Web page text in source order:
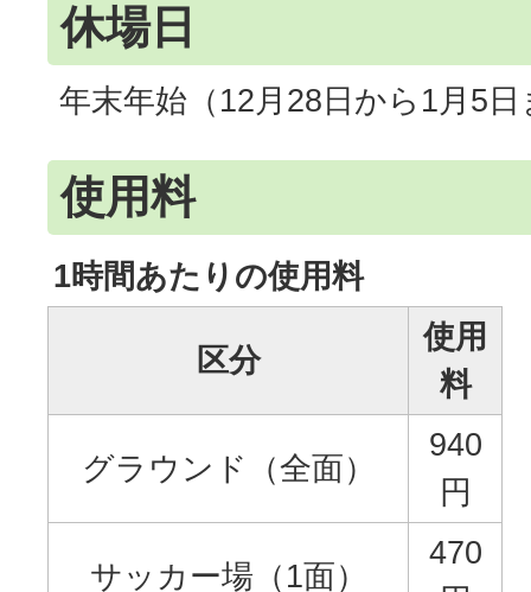
休場日
年末年始（12月28日から1月5日
使用料
1時間あたりの使用料
区分
使用
料
グラウンド（全面）
940
円
サッカー場（1面）
470